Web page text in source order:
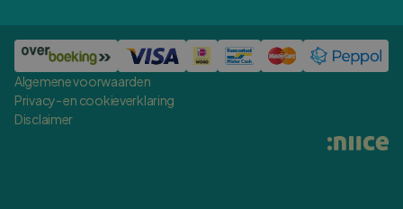
Algemene voorwaarden
Privacy- en cookieverklaring
Disclaimer